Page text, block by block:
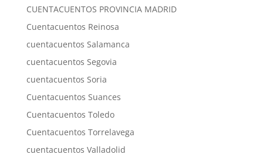
CUENTACUENTOS PROVINCIA MADRID
Cuentacuentos Reinosa
cuentacuentos Salamanca
cuentacuentos Segovia
cuentacuentos Soria
Cuentacuentos Suances
Cuentacuentos Toledo
Cuentacuentos Torrelavega
cuentacuentos Valladolid